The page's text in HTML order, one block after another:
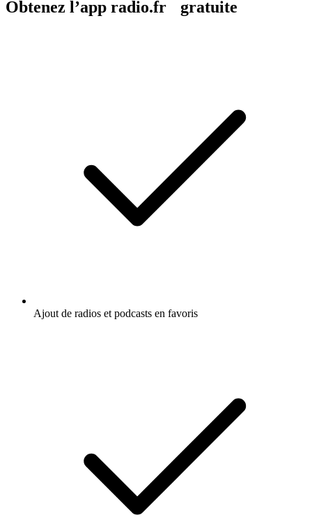
Obtenez l’app radio.fr gratuite
Ajout de radios et podcasts en favoris